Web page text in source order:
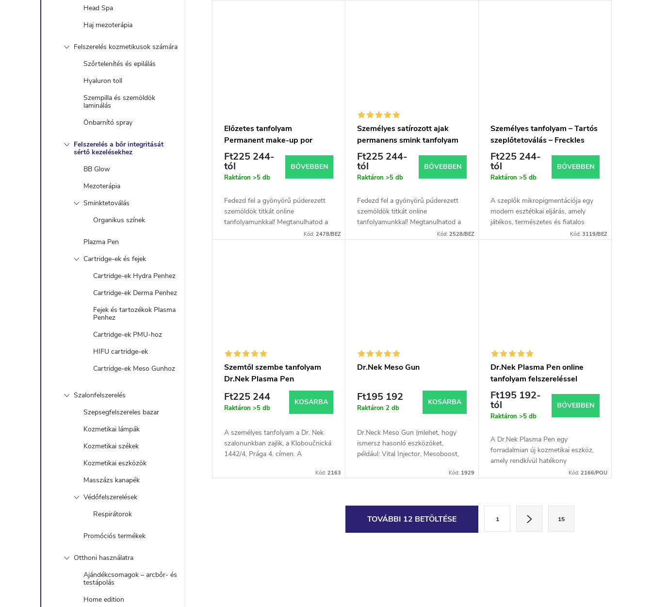
Head Spa
Haj mezoterápia
Felszerelés kozmetikusok számára
Szőrtelenítés és epilálás
Hyaluron toll
Szempilla és szemöldök
laminálás
Önbarnító spray
Felszerelés a bőr integritását
sértő kezelésekhez
BB Glow
Mezoterápia
Sminktetoválás
Organikus színek
Plazma Pen
Cartridge-ek és fejek
Cartridge-ek Hydra Penhez
Cartridge-ek Derma Penhez
Fejek és tartozékok Plasma
Penhez
Cartridge-ek PMU-hoz
HIFU cartridge-ek
Cartridge-ek Meso Gunhoz
Szalonfelszerelés
Szepsegfelszereles bazar
Kozmetikai lámpák
Kozmetikai székek
Kozmetikai eszközök
Masszázs kanapék
Védőfelszerelések
Respirátorok
Promóciós termékek
Otthoni használatra
Ajándékcsomagok – arcbőr- és
testápolás
Home edition
Előzetes tanfolyam
Permanent make-up por
szemöldök tetováló géppel,
szkriptekkel és tanúsítvánnyal
Ft225 244-
tól
Raktáron >5 db
BŐVEBBEN
Fedezd fel a gyönyörű púderezett
szemöldök titkát online
tanfolyamunkkal! Megtanulhatod a
tetoválógépet használó tartós
Kód:2478/BEZ
Személyes satírozott ajak
permanens smink tanfolyam
tetoválógéppel, tananyaggal
és tanúsítvánnyal
Ft225 244-
tól
Raktáron>5 db
BŐVEBBEN
Fedezd fel a gyönyörű púderezett
szemöldök titkát online
tanfolyamunkkal! Megtanulhatod a
tetoválógépet használó tartós
Kód: 2528/BEZ
Személyes tanfolyam – Tartós
szeplőtetoválás – Freckles
Tattoo
Ft225 244-
tól
Raktáron >5 db
BŐVEBBEN
A szeplők mikropigmentációja egy
modern esztétikai eljárás, amely
játékos, természetes és fiatalos
megjelenést kölcsönöz az arcnak a
Kód: 3119/BEZ
Szemtől szembe tanfolyam
Dr.Nek Plasma Pen
Ft225 244
Raktáron >5 db
KOSÁRBA
A személyes tanfolyam a Dr. Nek
szalonunkban zajlik, a Kloboučnická
1442/4, Prága 4. címen. A
Dr.Nek Plasma Pen egy forradalmi
Kód:2163
Dr.Nek Meso Gun
Ft195 192
Raktáron2 db
KOSÁRBA
Dr.Neck Meso Gun (mlehet, hogy
ismersz hasonló eszközöket,
például: Vital Injector, Mesoboost,
eszköz, amely két technológiát - a
Kód: 1929
Dr.Nek Plasma Pen online
tanfolyam felszereléssel
Ft195 192-
tól
Raktáron >5 db
BŐVEBBEN
A Dr.Nek Plasma Pen egy
forradalmian új kozmetikai eszköz,
amely rendkívül hatékony
plazmatechnológiát használ.
Kód: 2166/POU
TOVÁBBI 12 BETÖLTÉSE
a
1 15